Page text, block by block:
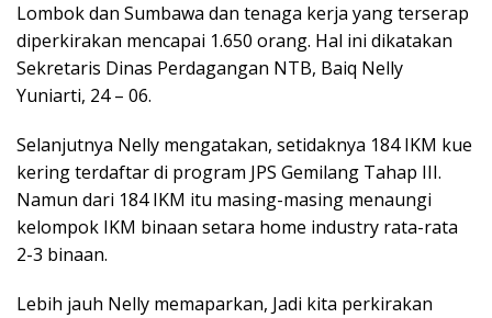
Lombok dan Sumbawa dan tenaga kerja yang terserap
diperkirakan mencapai 1.650 orang. Hal ini dikatakan
Sekretaris Dinas Perdagangan NTB, Baiq Nelly
Yuniarti, 24 – 06.
Selanjutnya Nelly mengatakan, setidaknya 184 IKM kue
kering terdaftar di program JPS Gemilang Tahap III.
Namun dari 184 IKM itu masing-masing menaungi
kelompok IKM binaan setara home industry rata-rata
2-3 binaan.
Lebih jauh Nelly memaparkan, Jadi kita perkirakan